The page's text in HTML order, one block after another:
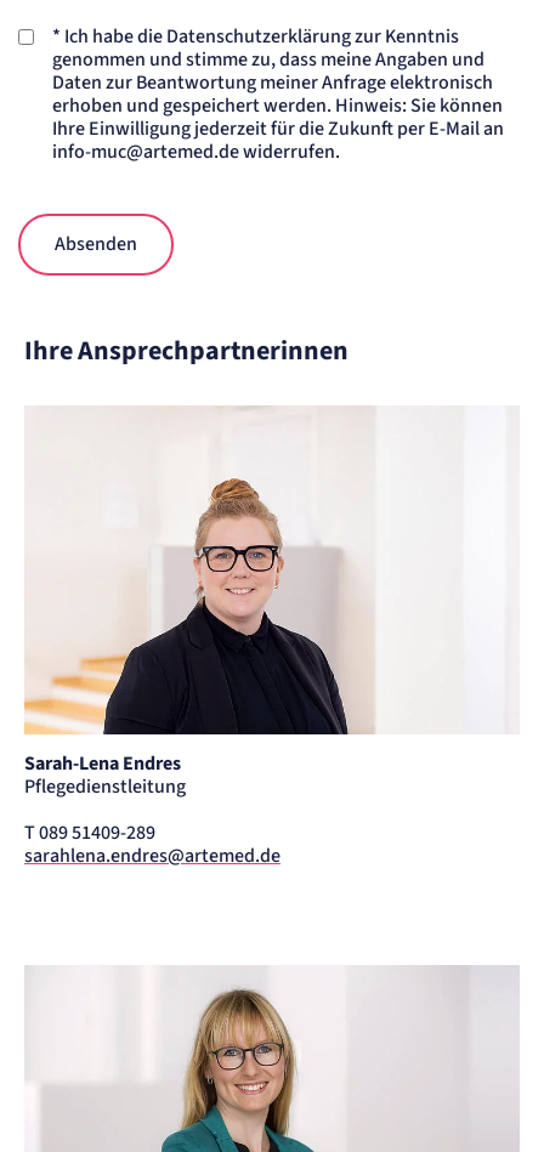
* Ich habe die Datenschutzerklärung zur Kenntnis
genommen und stimme zu, dass meine Angaben und
Daten zur Beantwortung meiner Anfrage elektronisch
erhoben und gespeichert werden. Hinweis: Sie können
Ihre Einwilligung jederzeit für die Zukunft per E-Mail an
info-muc@artemed.de widerrufen.
Absenden
Ihre Ansprechpartnerinnen
Sarah-Lena Endres
Pflegedienstleitung
T 089 51409-289
sarahlena.endres@artemed.de